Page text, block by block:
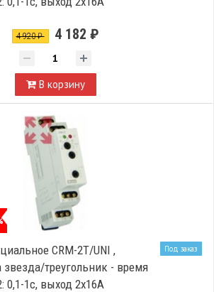
4 920 ₽ 4 182 ₽
В корзину
Под заказ
CRM-2T/UNI ,
звезда/треугольник - время
0,1-1с, выход 2x16A